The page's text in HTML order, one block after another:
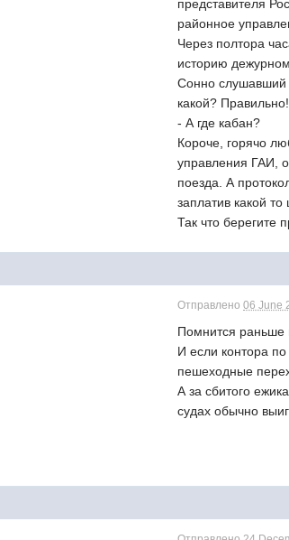
представителя
районное
Через полтора
историю
Сонно слушавший
какой? Правильно!
- А где кабан?
Короче, горячо
управления ГАИ,
поезда. А
заплатив какой
Так что берегите
Отправлено 06 June
Помнится раньше
И если контора
пешеходные
А за сбитого
судах обычно